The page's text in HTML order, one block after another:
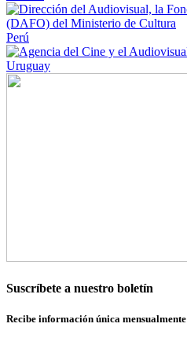
Perú
Uruguay
Suscríbete a nuestro boletín
Recibe información única mensualmente